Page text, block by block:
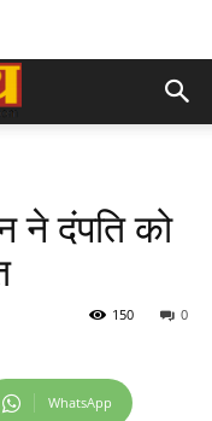
ने दंपति को
0
150
WhatsApp